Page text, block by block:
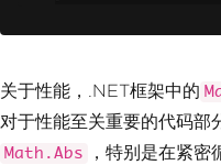
关于性能，.NET框架中的
对于性能至关重要的代码部
Math.Abs ，特别是在紧密